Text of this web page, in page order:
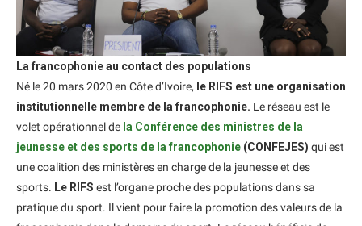
La francophonie au contact des populations
Né le 20 mars 2020 en Côte d’Ivoire, le RIFS est une organisation
institutionnelle membre de la francophonie. Le réseau est le
volet opérationnel de la Conférence des ministres de la
jeunesse et des sports de la francophonie (CONFEJES) qui est
une coalition des ministères en charge de la jeunesse et des
sports. Le RIFS est l’organe proche des populations dans sa
pratique du sport. Il vient pour faire la promotion des valeurs de la